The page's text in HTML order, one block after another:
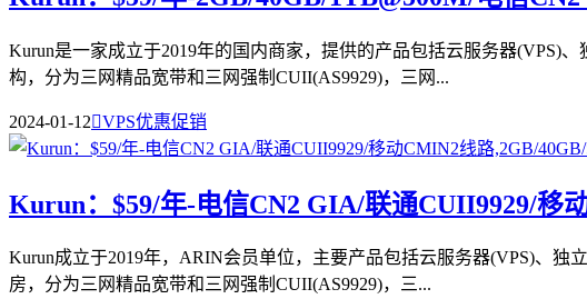
Kurun是一家成立于2019年的国内商家，提供的产品包括云服务器(VPS)
构，分为三网精品宽带和三网强制CUII(AS9929)，三网...
2024-01-12VPS优惠促销
Kurun：$59/年-电信CN2 GIA/联通CUII9929/移
Kurun成立于2019年，ARIN会员单位，主要产品包括云服务器(VPS)、
房，分为三网精品宽带和三网强制CUII(AS9929)，三...